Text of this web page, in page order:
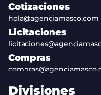
Cotizaciones
hola@agenciamasco.com
Licitaciones
Compras
Divisiones